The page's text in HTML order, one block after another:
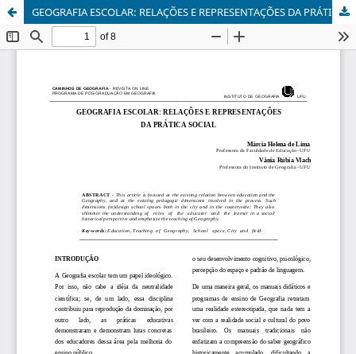
GEOGRAFIA ESCOLAR: RELAÇÕES E REPRESENTAÇÕES DA PRÁTICA SOCIAL